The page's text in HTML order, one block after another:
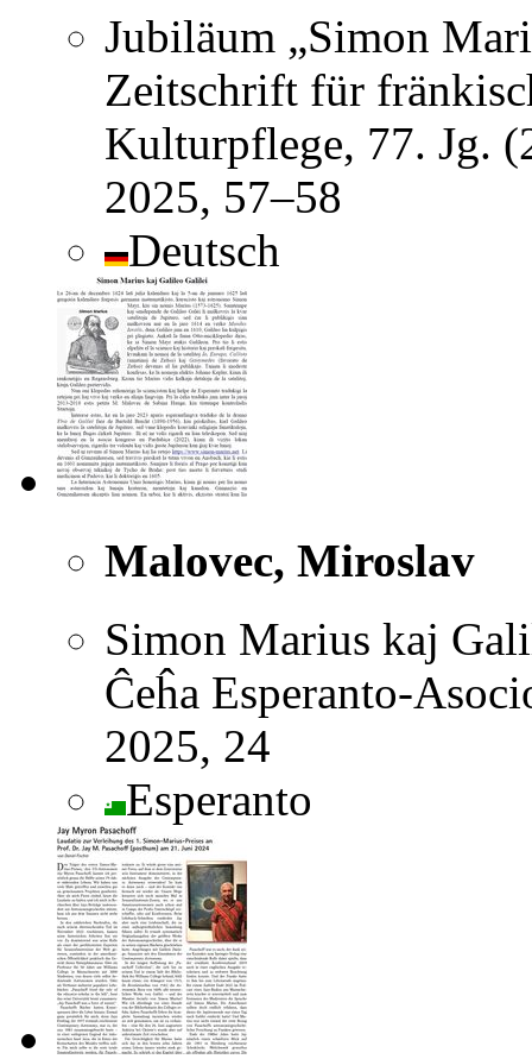
Jubiläum „Simon
Zeitschrift für
Kulturpflege, 77. Jg.
2025, 57–58
Deutsch
Malovec, Miroslav
Simon Marius kaj
Ĉeĥa Esperanto-
2025, 24
Esperanto